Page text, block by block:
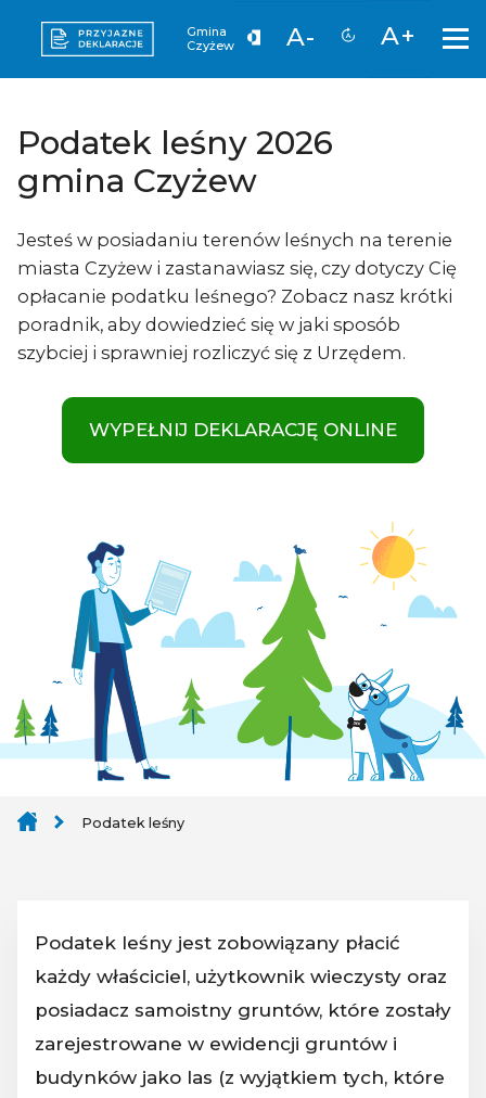
Gmina
Czyżew
A- A+
Podatek leśny 2026
gmina Czyżew
Jesteś w posiadaniu terenów leśnych na terenie
miasta Czyżew i zastanawiasz się, czy dotyczy Cię
opłacanie podatku leśnego? Zobacz nasz krótki
poradnik, aby dowiedzieć się w jaki sposób
szybciej i sprawniej rozliczyć się z Urzędem.
WYPEŁNIJ DEKLARACJĘ ONLINE
Podatek leśny
Podatek leśny jest zobowiązany płacić
każdy właściciel, użytkownik wieczysty oraz
posiadacz samoistny gruntów, które zostały
zarejestrowane w ewidencji gruntów i
budynków jako las (z wyjątkiem tych, które